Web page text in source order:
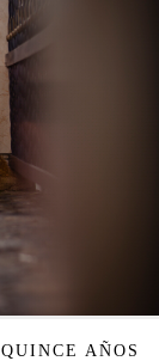
QUINCE AÑOS